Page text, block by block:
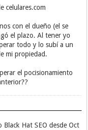
celulares.com
con el dueño (el se
el plazo. Al tener yo
todo y lo subí a un
mi propiedad.
el pocisionamiento
Hat SEO desde Oct